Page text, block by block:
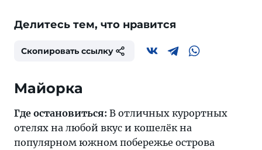
Делитесь тем, что нравится
Скопировать ссылку
Майорка
Где остановиться: В отличных курортных
отелях на любой вкус и кошелёк на
популярном южном побережье острова